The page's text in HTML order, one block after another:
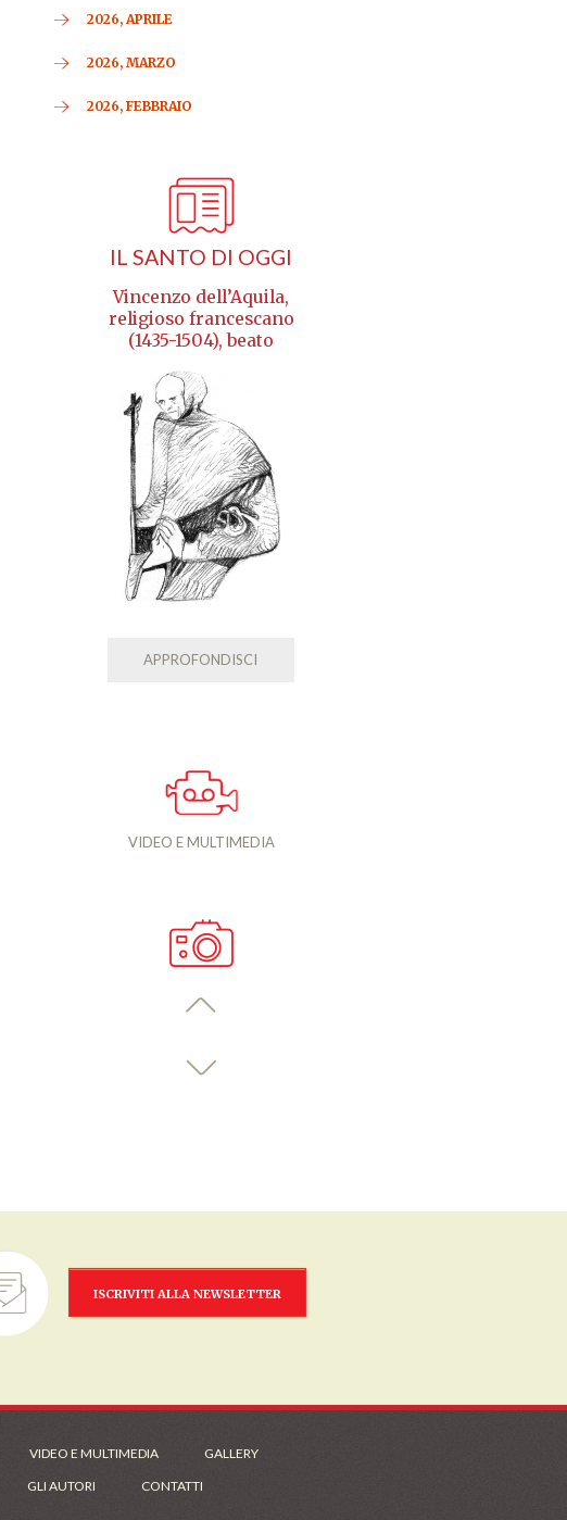
2026, APRILE
2026, MARZO
2026, FEBBRAIO
IL SANTO DI OGGI
Vincenzo dell’Aquila,
religioso francescano
(1435-1504), beato
APPROFONDISCI
VIDEO E MULTIMEDIA
ISCRIVITI ALLA NEWSLETTER
VIDEO E MULTIMEDIA
GALLERY
GLI AUTORI CONTATTI